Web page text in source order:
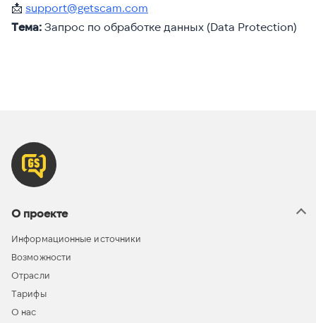
📩 support@getscam.com
Тема: Запрос по обработке данных (Data Protection)
О проекте
Информационные источники
Возможности
Отрасли
Тарифы
О нас